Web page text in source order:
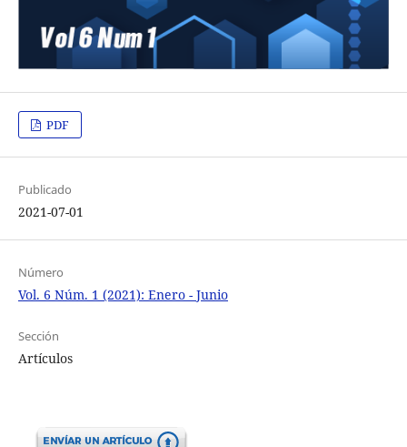
PDF
Publicado
2021-07-01
Número
Vol. 6 Núm. 1 (2021): Enero - Junio
Sección
Artículos